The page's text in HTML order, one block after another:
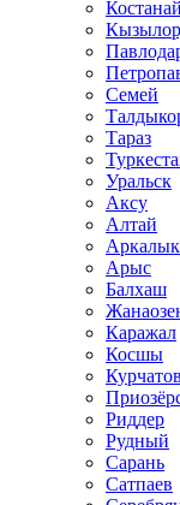
Костанай
Семей
Тараз
Уральск
Аксу
Алтай
Аркалык
Арыс
Балхаш
Каражал
Косшы
Курчатов
Риддер
Рудный
Сарань
Сатпаев